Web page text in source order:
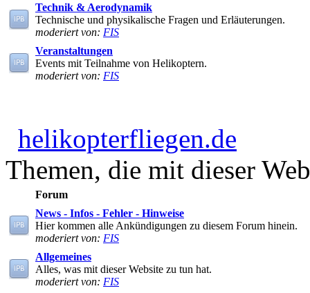
Technik & Aerodynamik
Technische und physikalische Fragen und Erläuterungen.
moderiert von: FIS
Veranstaltungen
Events mit Teilnahme von Helikoptern.
moderiert von: FIS
helikopterfliegen.de
Themen, die mit dieser
Forum
News - Infos - Fehler - Hinweise
Hier kommen alle Ankündigungen zu diesem Forum hinein.
moderiert von: FIS
Allgemeines
Alles, was mit dieser Website zu tun hat.
moderiert von: FIS